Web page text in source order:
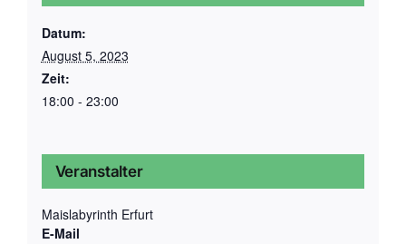
Datum:
August 5, 2023
Zeit:
18:00 - 23:00
Veranstalter
Maislabyrinth Erfurt
E-Mail